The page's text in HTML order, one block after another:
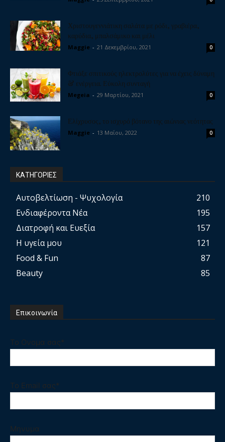
Χριστουγεννιάτικη σαλάτα με ρόδι, γραβιέρα,
καρύδια, μπαλσάμικο και μέλι
Maggie - 21 Δεκεμβρίου, 2021 0
Φτιάξε σπιτικούς ηλεκτρολύτες για να έχεις δύναμη
& ενέργεια. Εύκολη συνταγή
Megeia - 29 Μαρτίου, 2021 0
Ελίχρυσος, το ισχυρό βότανο της αιώνιας νεότητας
Maggie - 13 Μαΐου, 2022 0
ΚΑΤΗΓΟΡΙΕΣ
Αυτοβελτίωση - Ψυχολογία
210
Ενδιαφέροντα Νέα
195
Διατροφή και Ευεξία
157
Η υγεία μου
121
Food & Fun
87
Beauty
85
Επικοινωνία
Το Ονομα σας*
Το Email σας*
Μηνυμα